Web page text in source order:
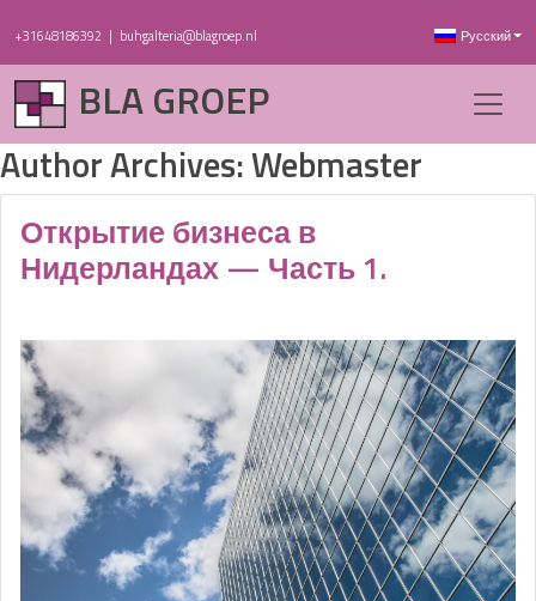
+31648186392 | buhgalteria@blagroep.nl Русский
BLA GROEP
Author Archives: Webmaster
Открытие бизнеса в
Нидерландах — Часть 1.